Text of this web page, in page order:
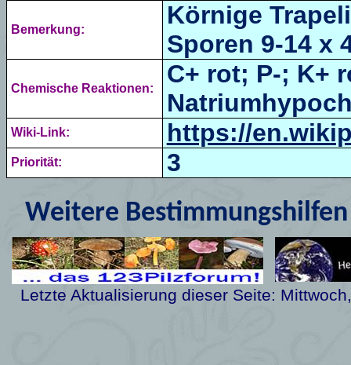
Bemerkung:
Körnige
Sporen 9-14 x
Chemische Reaktionen:
C+ rot; P-; K+
Wiki-Link: https://
Priorität:
3
Weitere
Letzte Aktualisierung dieser Seite: